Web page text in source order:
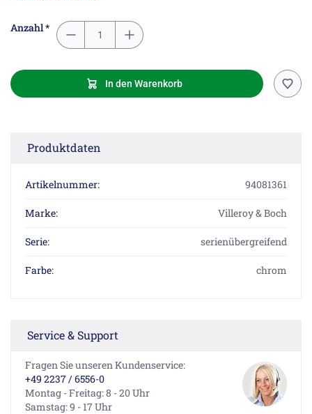
Anzahl *
In den Warenkorb
Produktdaten
Artikelnummer: 94081361
Marke: Villeroy & Boch
Serie: serienübergreifend
Farbe: chrom
Service & Support
Fragen Sie unseren Kundenservice:
+49 2237 / 6556-0
Montag - Freitag: 8 - 20 Uhr
Samstag: 9 - 17 Uhr